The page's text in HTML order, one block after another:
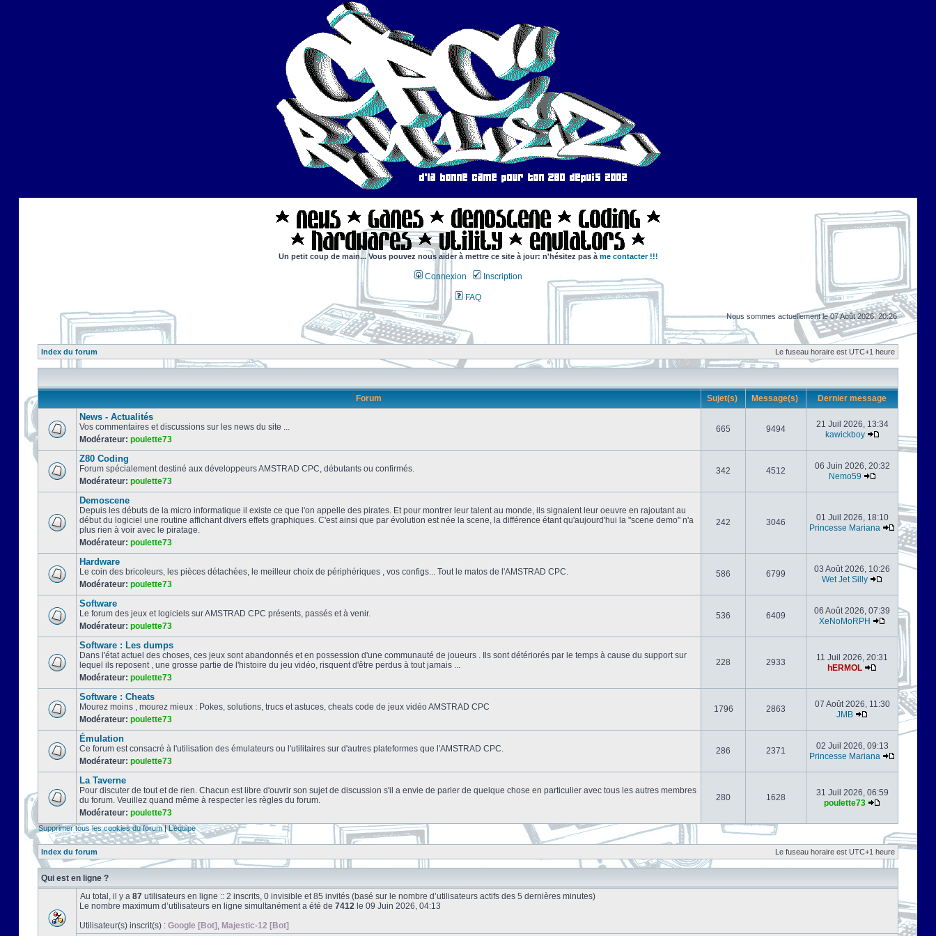
Un petit coup de main... Vous pouvez nous aider à mettre ce site à jour: n'hésitez pas à me contacter !!!
Connexion Inscription
FAQ
Nous sommes actuellement le 07 Août 2026, 20:26
Index du forum Le fuseau horaire est UTC+1 heure
Forum Sujet(s) Message(s) Dernier message
News - Actualités
Vos commentaires et discussions sur les news du site ...
Modérateur: poulette73
665 9494
21 Juil 2026, 13:34
kawickboy
Z80 Coding
Forum spécialement destiné aux développeurs AMSTRAD CPC, débutants ou confirmés.
Modérateur: poulette73
342 4512
06 Juin 2026, 20:32
Nemo59
Demoscene
Depuis les débuts de la micro informatique il existe ce que l'on appelle des pirates. Et pour montrer leur talent au monde, ils signaient leur oeuvre en rajoutant au
début du logiciel une routine affichant divers effets graphiques. C'est ainsi que par évolution est née la scene, la différence étant qu'aujourd'hui la "scene demo" n'a
plus rien à voir avec le piratage.
Modérateur: poulette73
242 3046
01 Juil 2026, 18:10
Princesse Mariana
Hardware
Le coin des bricoleurs, les pièces détachées, le meilleur choix de périphériques , vos configs... Tout le matos de l'AMSTRAD CPC.
Modérateur: poulette73
586 6799
03 Août 2026, 10:26
Wet Jet Silly
Software
Le forum des jeux et logiciels sur AMSTRAD CPC présents, passés et à venir.
Modérateur: poulette73
536 6409
06 Août 2026, 07:39
XeNoMoRPH
Software : Les dumps
Dans l'état actuel des choses, ces jeux sont abandonnés et en possession d'une communauté de joueurs . Ils sont détériorés par le temps à cause du support sur
lequel ils reposent , une grosse partie de l'histoire du jeu vidéo, risquent d'être perdus à tout jamais ...
Modérateur: poulette73
228 2933
11 Juil 2026, 20:31
hERMOL
Software : Cheats
Mourez moins , mourez mieux : Pokes, solutions, trucs et astuces, cheats code de jeux vidéo AMSTRAD CPC
Modérateur: poulette73
1796 2863
07 Août 2026, 11:30
JMB
Émulation
Ce forum est consacré à l'utilisation des émulateurs ou l'utilitaires sur d'autres plateformes que l'AMSTRAD CPC.
Modérateur: poulette73
286 2371
02 Juil 2026, 09:13
Princesse Mariana
La Taverne
Pour discuter de tout et de rien. Chacun est libre d'ouvrir son sujet de discussion s'il a envie de parler de quelque chose en particulier avec tous les autres membres
du forum. Veuillez quand même à respecter les règles du forum.
Modérateur: poulette73
280 1628
31 Juil 2026, 06:59
poulette73
Supprimer tous les cookies du forum|L’équipe
Index du forum Le fuseau horaire est UTC+1 heure
Qui est en ligne ?
Au total, il y a 87 utilisateurs en ligne :: 2 inscrits, 0 invisible et 85 invités (basé sur le nombre d’utilisateurs actifs des 5 dernières minutes)
Le nombre maximum d’utilisateurs en ligne simultanément a été de 7412 le 09 Juin 2026, 04:13
Utilisateur(s) inscrit(s) : Google [Bot] , Majestic-12 [Bot]